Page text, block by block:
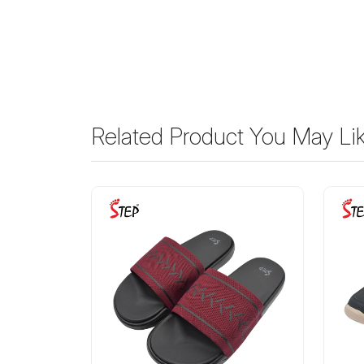
Related Product You May